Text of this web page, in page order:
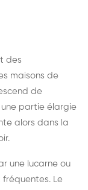
des
maisons de
de
partie élargie
alors dans la
une lucarne ou
Le